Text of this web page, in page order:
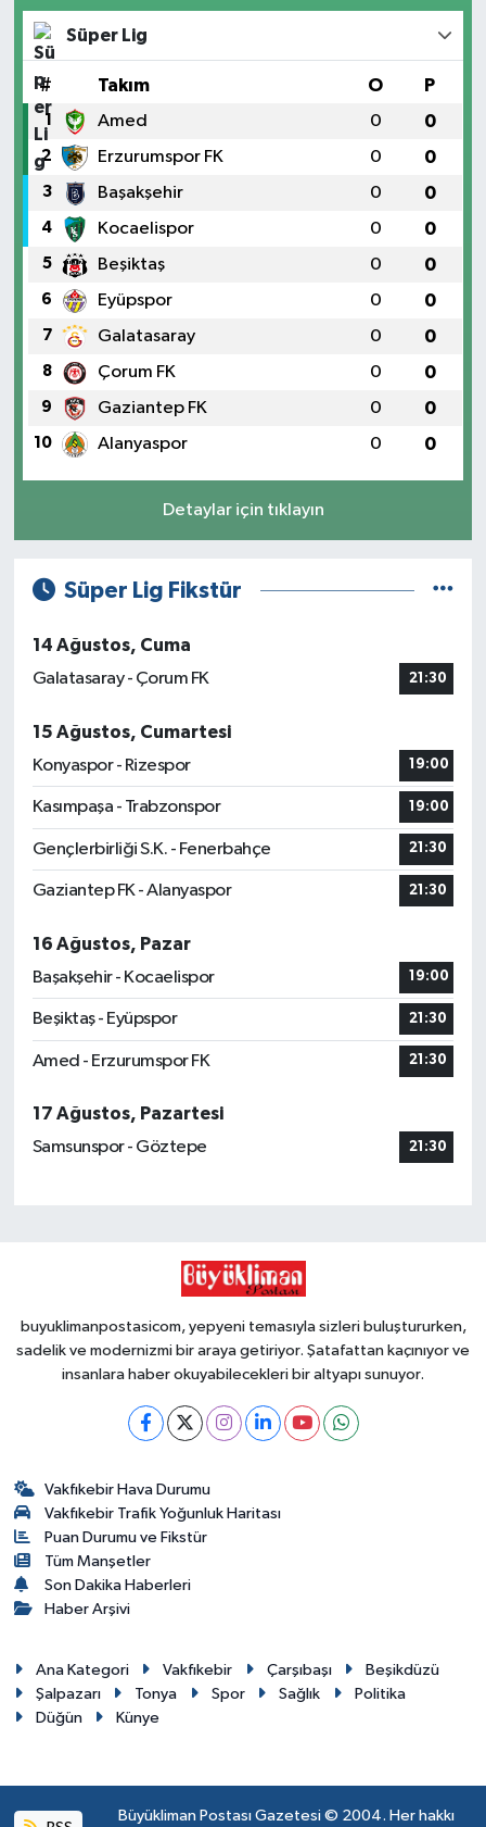
Süper Lig
# Takım O P
1 Amed 0 0
2 Erzurumspor FK 0 0
3 Başakşehir 0 0
4 Kocaelispor 0 0
5 Beşiktaş 0 0
6 Eyüpspor 0 0
7 Galatasaray 0 0
8 Çorum FK 0 0
9 Gaziantep FK 0 0
10 Alanyaspor 0 0
Detaylar için tıklayın
Süper Lig Fikstür
14 Ağustos, Cuma
Galatasaray - Çorum FK
21:30
15 Ağustos, Cumartesi
Konyaspor - Rizespor
19:00
Kasımpaşa - Trabzonspor 19:00
Gençlerbirliği S.K. - Fenerbahçe 21:30
Gaziantep FK - Alanyaspor 21:30
16 Ağustos, Pazar
Başakşehir - Kocaelispor
19:00
Beşiktaş - Eyüpspor 21:30
Amed - Erzurumspor FK 21:30
17 Ağustos, Pazartesi
Samsunspor - Göztepe
21:30
buyuklimanpostasicom, yepyeni temasıyla sizleri buluştururken,
sadelik ve modernizmi bir araya getiriyor. Şatafattan kaçınıyor ve
insanlara haber okuyabilecekleri bir altyapı sunuyor.
Vakfıkebir Hava Durumu
Vakfıkebir Trafik Yoğunluk Haritası
Puan Durumu ve Fikstür
Tüm Manşetler
Son Dakika Haberleri
Haber Arşivi
Ana Kategori Vakfıkebir Çarşıbaşı
Beşikdüzü
Şalpazarı
Tonya Spor Sağlık
Politika
Düğün
Künye
Büyükliman Postası Gazetesi © 2004. Her hakkı